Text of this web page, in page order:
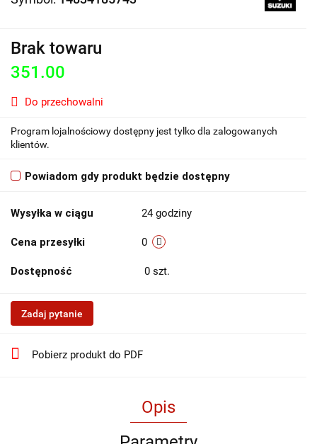
Brak towaru
351.00
Do przechowalni
Program lojalnościowy dostępny jest tylko dla zalogowanych
klientów.
Powiadom gdy produkt będzie dostępny
Wysyłka w ciągu 24 godziny
Cena przesyłki 0
Dostępność 0 szt.
Zadaj pytanie
Pobierz produkt do PDF
Opis